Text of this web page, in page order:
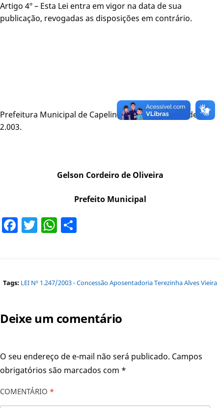
Artigo 4º – Esta Lei entra em vigor na data de sua
publicação, revogadas as disposições em contrário.
Prefeitura Municipal de Capelinha, 10 de fevereiro de
2.003.
Gelson Cordeiro de Oliveira
Prefeito Municipal
Facebook
TwitterWhatsApp
Tags: LEI Nº 1.247/2003 - Concessão Aposentadoria Terezinha Alves Vieira
Deixe um comentário
O seu endereço de e-mail não será publicado. Campos
obrigatórios são marcados com *
COMENTÁRIO *